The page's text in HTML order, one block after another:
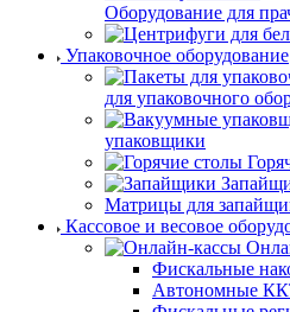
Оборудование для
Упаковочное оборудование
для упаковочного
упаковщики
Матрицы для
Кассовое и весовое
Фискальные
Автономные